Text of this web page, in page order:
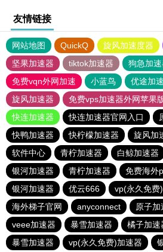
友情链接
网站地图 QuickQ 旋风加速度器
坚果加速器
tiktok加速器
狗急加
免费vqn外网加速
小蓝鸟 优途加
旋风加速器
免费vps加速器外网苹果
快连加速器
快连加速器官网入口
快鸭加速器
快柠檬加速器 旋风加
软件中心
青柠加速器 白鲸加速器
银河加速器
青柠加速器 免费海外
银河加速器
优云666 vp(永久免费
海外梯子官网
anyconnect 原子加
veee加速器
暴雪加速器 橘子加速
暴雪加速器
vp(永久免费)加速器